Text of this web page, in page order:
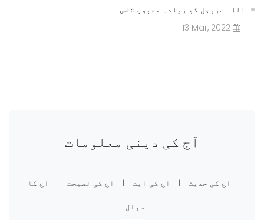
اللہ عزوجل کو زیادہ محبوب شخص
13 Mar, 2022
آج کی دینی معلومات
آج کی حدیث | آج کی آیت | آج کی نصیحت | آج کا
سوال